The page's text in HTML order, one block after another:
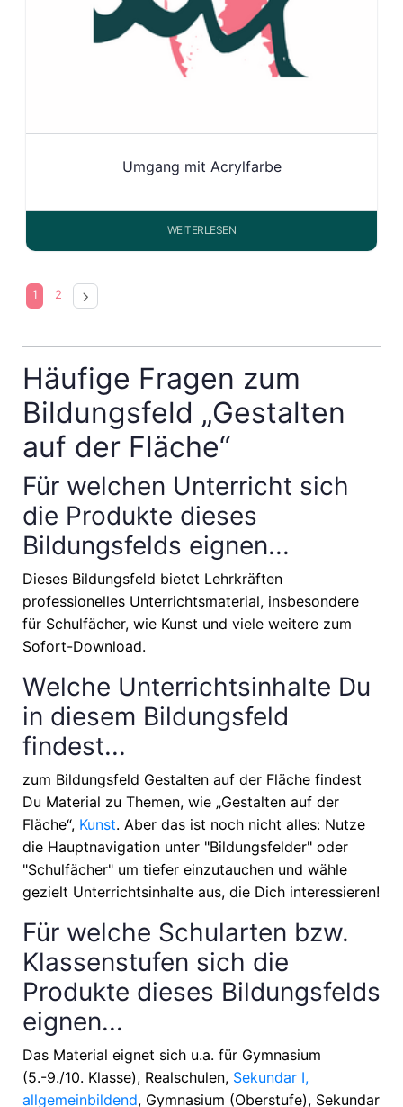
Umgang mit Acrylfarbe
WEITERLESEN
1 2
Häufige Fragen zum
Bildungsfeld „Gestalten
auf der Fläche“
Für welchen Unterricht sich
die Produkte dieses
Bildungsfelds eignen...
Dieses Bildungsfeld bietet Lehrkräften
professionelles Unterrichtsmaterial, insbesondere
für Schulfächer, wie Kunst und viele weitere zum
Sofort-Download.
Welche Unterrichtsinhalte Du
in diesem Bildungsfeld
findest...
zum Bildungsfeld Gestalten auf der Fläche findest
Du Material zu Themen, wie „Gestalten auf der
Fläche“, Kunst. Aber das ist noch nicht alles: Nutze
die Hauptnavigation unter "Bildungsfelder" oder
"Schulfächer" um tiefer einzutauchen und wähle
gezielt Unterrichtsinhalte aus, die Dich interessieren!
Für welche Schularten bzw.
Klassenstufen sich die
Produkte dieses Bildungsfelds
eignen...
Das Material eignet sich u.a. für Gymnasium
(5.-9./10. Klasse), Realschulen, Sekundar I,
allgemeinbildend, Gymnasium (Oberstufe), Sekundar